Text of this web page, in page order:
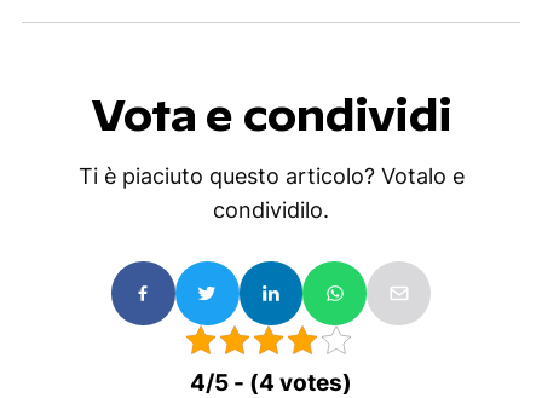
Vota e condividi
Ti è piaciuto questo articolo? Votalo e
condividilo.
4/5 - (4 votes)